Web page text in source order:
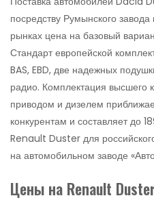
посредству Румынского
рынках цена на базовый
Стандарт европейской
BAS, EBD, две надежных
радио. Комплектация высшего
приводом и дизелем
конкурентам и составляет до
Renault Duster для
на автомобильном заводе
Цены на Renault